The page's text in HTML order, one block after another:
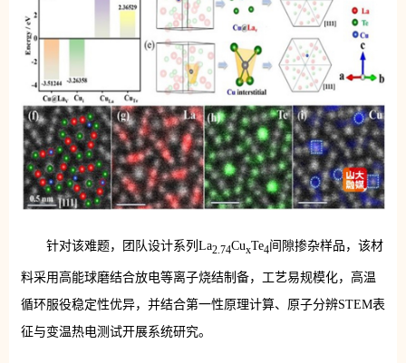
针对该难题，团队设计系列La2.74CuxTe4间隙掺杂样品，该材
料采用高能球磨结合放电等离子烧结制备，工艺易规模化，高温
循环服役稳定性优异，并结合第一性原理计算、原子分辨STEM表
征与变温热电测试开展系统研究。